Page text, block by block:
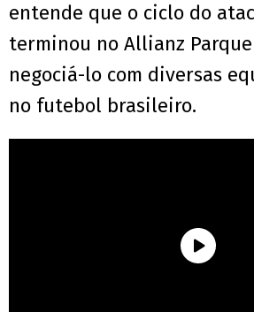
entende que o ciclo do
terminou no Allianz
negociá-lo com diversas
no futebol brasileiro.